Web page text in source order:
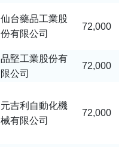
仙台藥品工業股
份有限公司
72,000
品堅工業股份有
限公司
72,000
元吉利自動化機
械有限公司
72,000